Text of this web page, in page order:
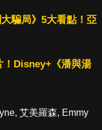
騙局》5大看點！亞
！Disney+《潘與湯
, 艾美羅森, Emmy